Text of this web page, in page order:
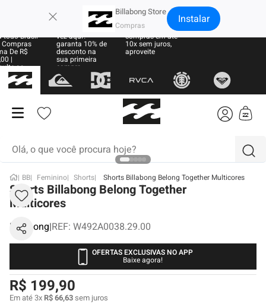
Billabong Store Instalar
todo Brasil
De R$
|
as
Sua primeira
vez aqui?
garanta 10% de
desconto na
sua primeira
compra
Parcele suas
compras em até
10x sem juros,
aproveite
BB Feminino Shorts Shorts Billabong Belong Together Multicores
Shorts Billabong Belong Together
Multicores
Billabong|REF: W492A0038.29.00
OFERTAS EXCLUSIVAS NO APP
Baixe agora!
R$ 199,90
Em até3xR$66,63sem juros
termos mais buscados
1º
moletom
2º
regata
boardshort
4º
boné
5º
camiseta